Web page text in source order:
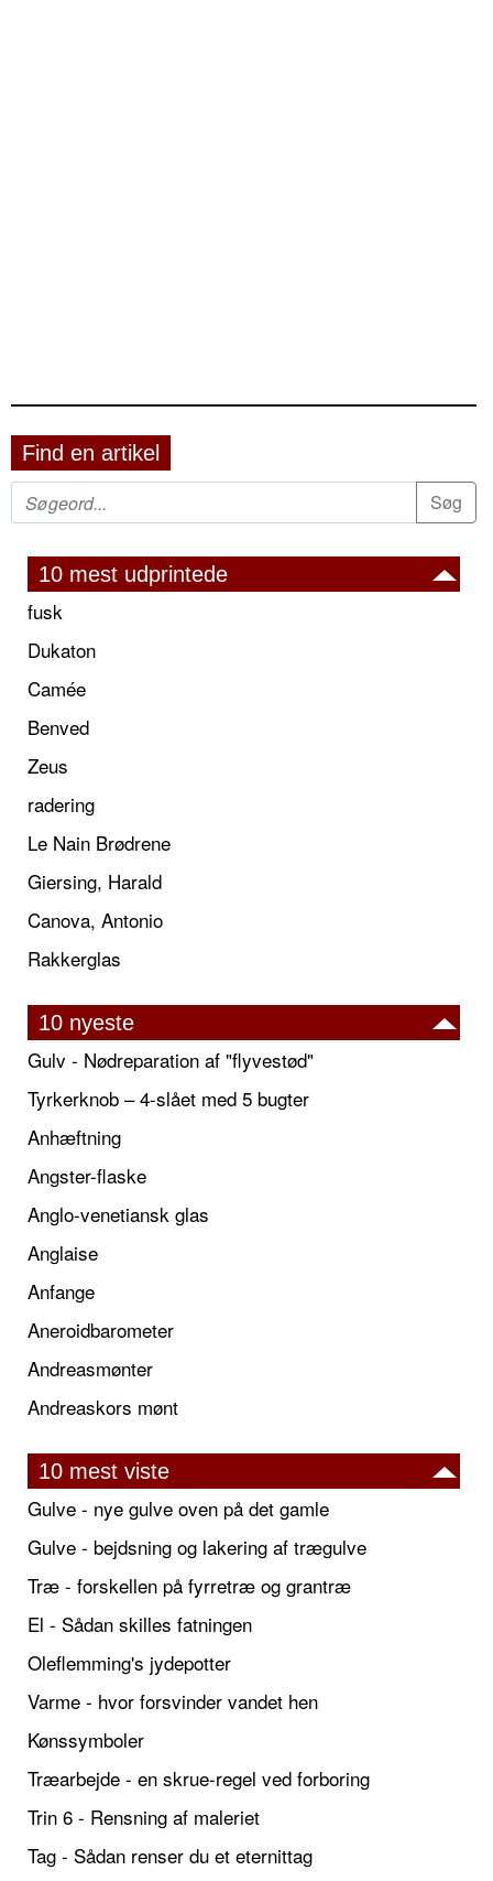
Find en artikel
10 mest udprintede
fusk
Dukaton
Camée
Benved
Zeus
radering
Le Nain Brødrene
Giersing, Harald
Canova, Antonio
Rakkerglas
10 nyeste
Gulv - Nødreparation af "flyvestød"
Tyrkerknob – 4-slået med 5 bugter
Anhæftning
Angster-flaske
Anglo-venetiansk glas
Anglaise
Anfange
Aneroidbarometer
Andreasmønter
Andreaskors mønt
10 mest viste
Gulve - nye gulve oven på det gamle
Gulve - bejdsning og lakering af trægulve
Træ - forskellen på fyrretræ og grantræ
El - Sådan skilles fatningen
Oleflemming's jydepotter
Varme - hvor forsvinder vandet hen
Kønssymboler
Træarbejde - en skrue-regel ved forboring
Trin 6 - Rensning af maleriet
Tag - Sådan renser du et eternittag